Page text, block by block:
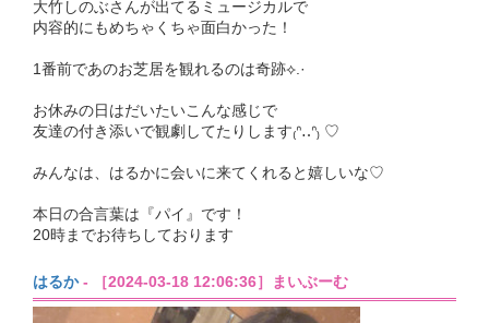
大竹しのぶさんが出てるミュージカルで
内容的にもめちゃくちゃ面白かった！
1番前であのお芝居を観れるのは奇跡⟡.·
お休みの日はだいたいこんな感じで
友達の付き添いで観劇してたりします₍ᐢ‥ᐢ₎ ♡
みんなは、はるかに会いに来てくれると嬉しいな♡
本日の合言葉は『パイ』です！
20時までお待ちしております‎
はるか- ［2024-03-18 12:06:36］まいぶーむ